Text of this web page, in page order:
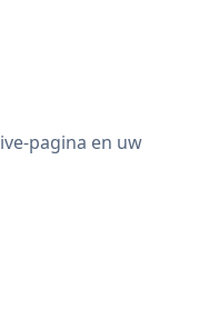
pagina en uw